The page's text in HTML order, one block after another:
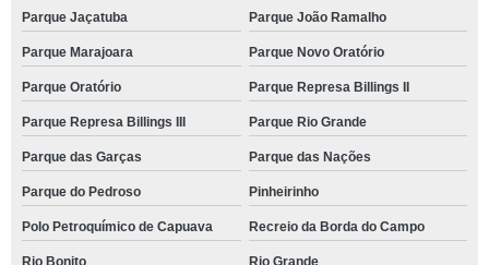
Parque Jaçatuba Parque João Ramalho
Parque Marajoara Parque Novo Oratório
Parque Oratório Parque Represa Billings II
Parque Represa Billings III Parque Rio Grande
Parque das Garças Parque das Nações
Parque do Pedroso Pinheirinho
Polo Petroquímico de Capuava Recreio da Borda do Campo
Rio Bonito Rio Grande